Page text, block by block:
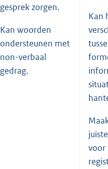
gesprek zorgen.
Kan woorden
ondersteunen met
non-verbaal
gedrag.
Kan
voor